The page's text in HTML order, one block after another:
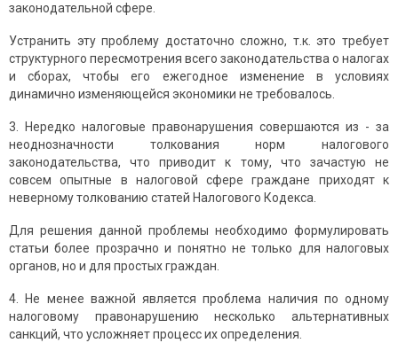
законодательной сфере.
Устранить эту проблему достаточно сложно, т.к. это требует
структурного пересмотрения всего законодательства о налогах
и сборах, чтобы его ежегодное изменение в условиях
динамично изменяющейся экономики не требовалось.
3. Нередко налоговые правонарушения совершаются из - за
неоднозначности толкования норм налогового
законодательства, что приводит к тому, что зачастую не
совсем опытные в налоговой сфере граждане приходят к
неверному толкованию статей Налогового Кодекса.
Для решения данной проблемы необходимо формулировать
статьи более прозрачно и понятно не только для налоговых
органов, но и для простых граждан.
4. Не менее важной является проблема наличия по одному
налоговому правонарушению несколько альтернативных
санкций, что усложняет процесс их определения.